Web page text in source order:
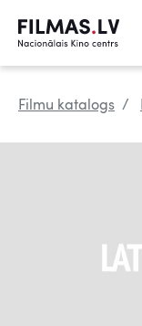
Filmu katalogs